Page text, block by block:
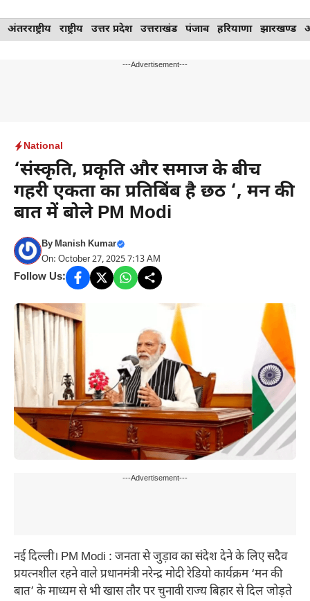
Skip
to
अंतरराष्ट्रीय राष्ट्रीय उत्तर प्रदेश उत्तराखंड पंजाब हरियाणा झारखण्ड
---Advertisement---
National
‘संस्कृति, प्रकृति और समाज के बीच
गहरी एकता का प्रतिबिंब है छठ ‘, मन की
बात में बोले PM Modi
ByManish Kumar
On: October 27, 2025 7:13 AM
Follow Us:
---Advertisement---
नई दिल्ली। PM Modi : जनता से जुड़ाव का संदेश देने के लिए सदैव
प्रयत्नशील रहने वाले प्रधानमंत्री नरेन्द्र मोदी रेडियो कार्यक्रम ‘मन की
बात’ के माध्यम से भी खास तौर पर चुनावी राज्य बिहार से दिल जोड़ते